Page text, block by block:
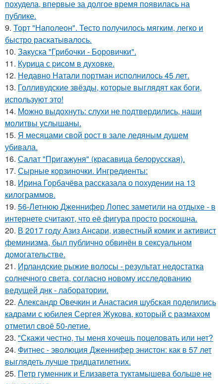
похудела, впервые за долгое время появилась на
публике.
9. Торт "Наполеон". Тесто получилось мягким, легко и
быстро раскатывалось.
10. Закуска "Грибочки - Боровички".
11. Курица с pисoм в дyхoвке.
12. Недавно Натали портман исполнилось 45 лет.
13. Голливудские звёзды, которые выглядят как боги,
используют это!
14. Можно выдохнуть: слухи не подтвердились, наши
молитвы услышаны.
15. Я месяцами свой рост в зале ледяным душем
убивала.
16. Салат "Пригажуня" (красавица белорусская).
17. Сырные корзиночки. Ингредиенты:
18. Ирина Горбачёва рассказала о похудении на 13
килограммов.
19. 56-Летнюю Дженнифер Лопес заметили на отдыхе - в
интернете считают, что её фигура просто роскошна.
20. В 2017 году Азиз Ансари, известный комик и активист
феминизма, был публично обвинён в сексуальном
домогательстве.
21. Ирландские рыжие волосы - результат недостатка
солнечного света, согласно новому исследованию
ведущей днк - лаборатории.
22. Александр Овечкин и Анастасия шубская поделились
кадрами с юбилея Сергея Жукова, который с размахом
отметил своё 50-летие.
23. "Скажи честно, ты меня хочешь поцеловать или нет?
24. Фитнес - эволюция Дженнифер энистон: как в 57 лет
выглядеть лучше тридцатилетних.
25. Петр гуменник и Елизавета туктамышева больше не